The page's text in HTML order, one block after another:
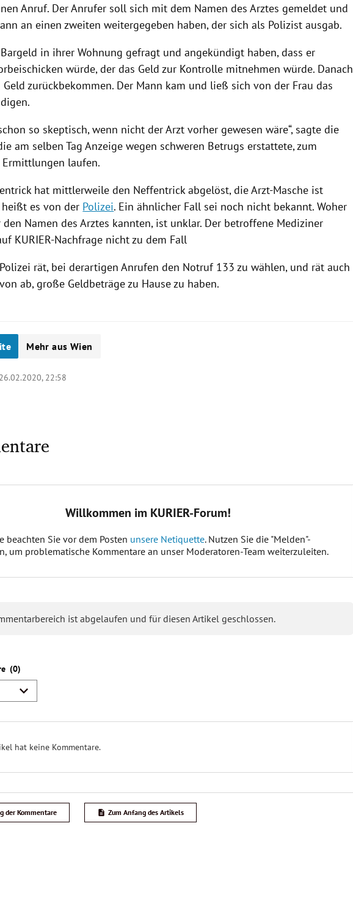
Anruf. Der Anrufer soll sich mit dem Namen des Arztes gemeldet und
an einen zweiten weitergegeben haben, der sich als Polizist ausgab.
in ihrer Wohnung gefragt und angekündigt haben, dass er
würde, der das Geld zur Kontrolle mitnehmen würde. Danach
zurückbekommen. Der Mann kam und ließ sich von der Frau das
so skeptisch, wenn nicht der Arzt vorher gewesen wäre“, sagte die
am selben Tag Anzeige wegen schweren Betrugs erstattete, zum
Ermittlungen laufen.
hat mittlerweile den Neffentrick abgelöst, die Arzt-Masche ist
heißt es von der Polizei. Ein ähnlicher Fall sei noch nicht bekannt. Woher
Namen des Arztes kannten, ist unklar. Der betroffene Mediziner
KURIER-Nachfrage nicht zu dem Fall
Polizei rät, bei derartigen Anrufen den Notruf 133 zu wählen, und rät auch
ab, große Geldbeträge zu Hause zu haben.
Mehr aus Wien
22:58